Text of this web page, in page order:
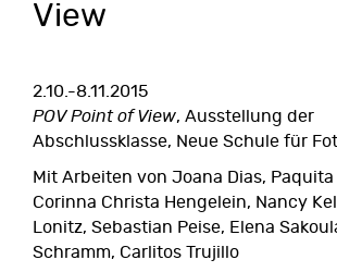
View
2.10.-8.11.2015
POV Point of View, Ausstellung der
Abschlussklasse, Neue Schule für
Mit Arbeiten von Joana Dias, Paquita
Corinna Christa Hengelein, Nancy
Lonitz, Sebastian Peise, Elena
Schramm, Carlitos Trujillo